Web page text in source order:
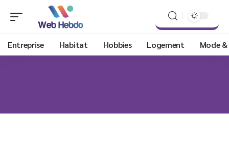
Entreprise Habitat Hobbies Logement Mode